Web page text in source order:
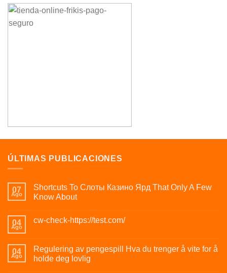
ÚLTIMAS PUBLICACIONES
07
Ago
Shortcuts To Слоты Казино Ярд That Only A Few
Know About
04
Ago
cw-check-https://test.com/
04
Ago
Regulering av pengespill Hva du trenger å vite for å
holde deg lovlig